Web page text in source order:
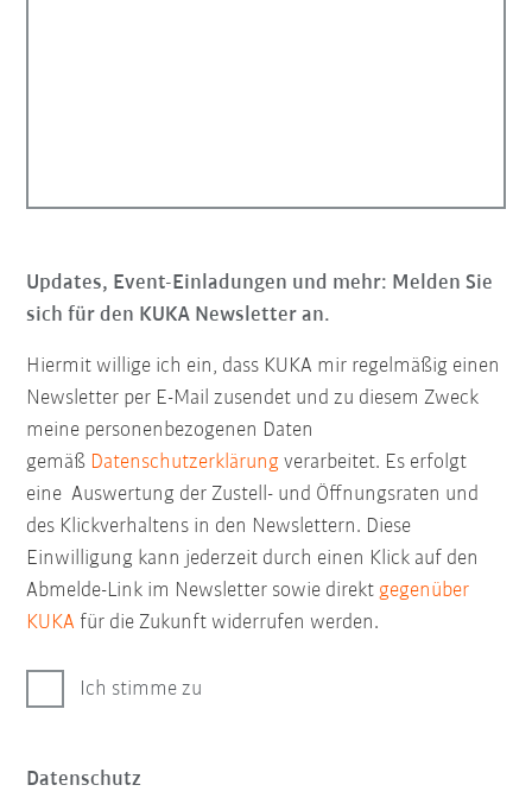
Updates, Event-Einladungen und mehr: Melden Sie
sich für den KUKA Newsletter an.
Hiermit willige ich ein, dass KUKA mir regelmäßig einen
Newsletter per E-Mail zusendet und zu diesem Zweck
meine personenbezogenen Daten
gemäß Datenschutzerklärung verarbeitet. Es erfolgt
eine Auswertung der Zustell- und Öffnungsraten und
des Klickverhaltens in den Newslettern. Diese
Einwilligung kann jederzeit durch einen Klick auf den
Abmelde-Link im Newsletter sowie direktgegenüber
KUKA für die Zukunft widerrufen werden.
Ich stimme zu
Datenschutz